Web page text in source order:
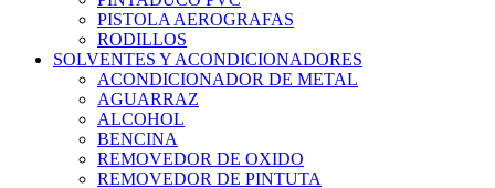
PISTOLA AEROGRAFAS
RODILLOS
SOLVENTES Y ACONDICIONADORES
ACONDICIONADOR DE METAL
AGUARRAZ
ALCOHOL
BENCINA
REMOVEDOR DE OXIDO
REMOVEDOR DE PINTUTA